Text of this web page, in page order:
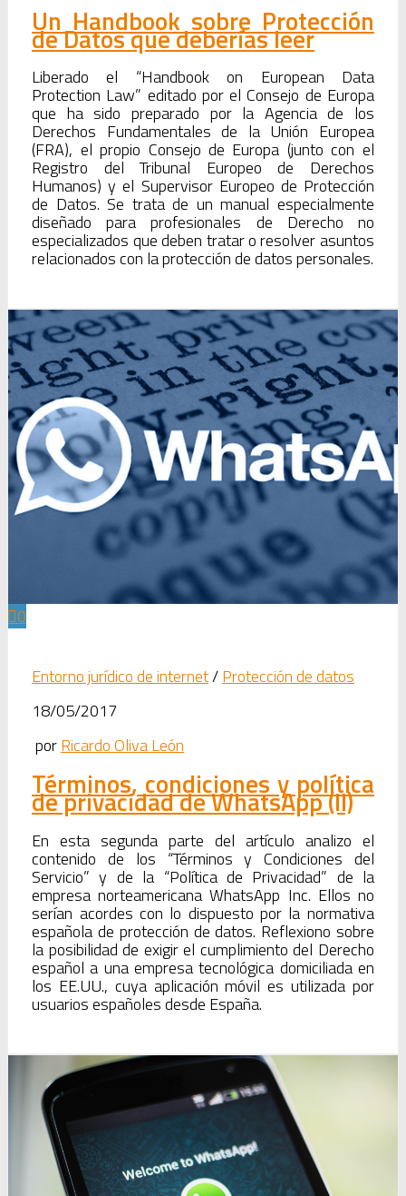
Un Handbook sobre Protección
de Datos que deberías leer
Liberado el “Handbook on European Data
Protection Law” editado por el Consejo de Europa
que ha sido preparado por la Agencia de los
Derechos Fundamentales de la Unión Europea
(FRA), el propio Consejo de Europa (junto con el
Registro del Tribunal Europeo de Derechos
Humanos) y el Supervisor Europeo de Protección
de Datos. Se trata de un manual especialmente
diseñado para profesionales de Derecho no
especializados que deben tratar o resolver asuntos
relacionados con la protección de datos personales.
0
Entorno jurídico de internet/Protección de datos
18/05/2017
porRicardo Oliva León
Términos, condiciones y política
de privacidad de WhatsApp (II)
En esta segunda parte del artículo analizo el
contenido de los “Términos y Condiciones del
Servicio” y de la “Política de Privacidad” de la
empresa norteamericana WhatsApp Inc. Ellos no
serían acordes con lo dispuesto por la normativa
española de protección de datos. Reflexiono sobre
la posibilidad de exigir el cumplimiento del Derecho
español a una empresa tecnológica domiciliada en
los EE.UU., cuya aplicación móvil es utilizada por
usuarios españoles desde España.